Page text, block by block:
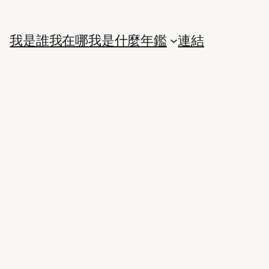
我是誰我在哪我是什麼年鑑 連結